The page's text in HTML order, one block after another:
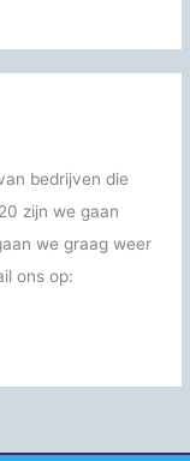
bedrijven die
zijn we gaan
we graag weer
ons op: